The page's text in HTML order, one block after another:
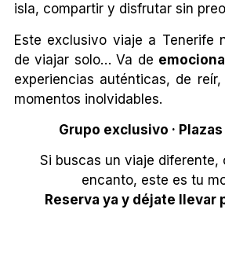
isla, compartir y disfrutar sin
Este exclusivo viaje a Tenerife
de viajar solo… Va de
experiencias auténticas, de
momentos inolvidables.
Grupo exclusivo ·
Si buscas un viaje diferente,
encanto, este es tu
Reserva ya y déjate llevar